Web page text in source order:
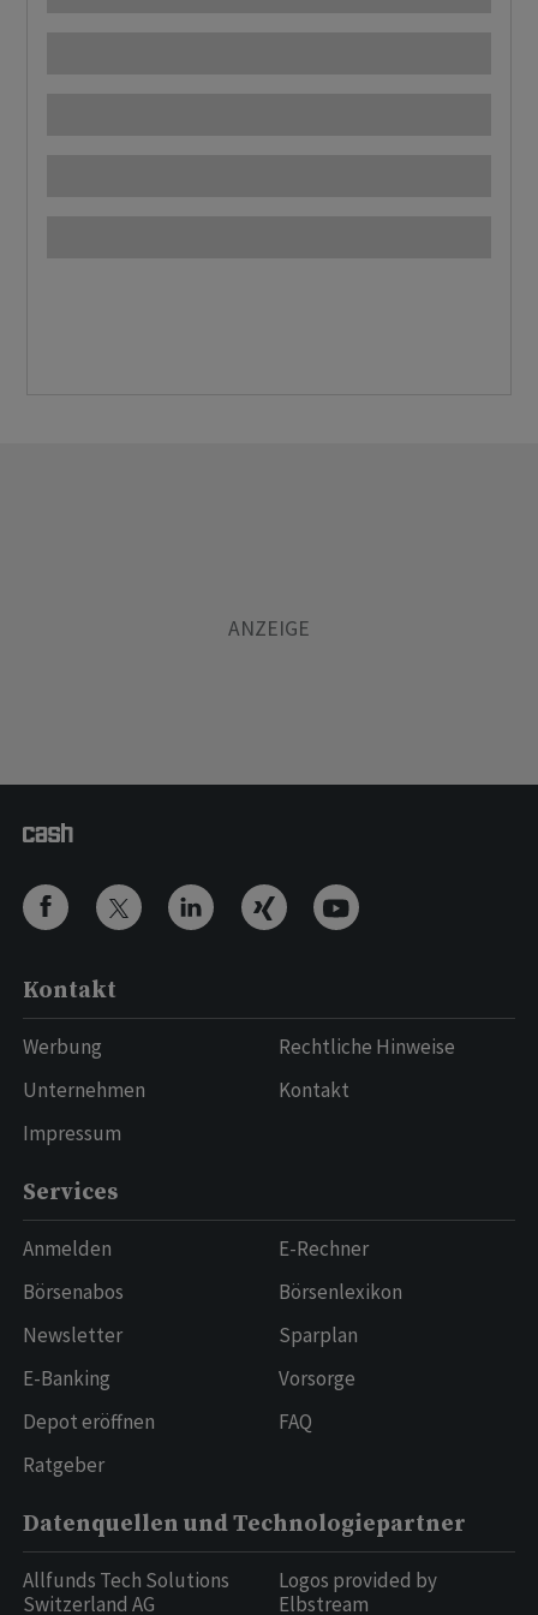
Kontakt
Werbung
Unternehmen
Impressum
Rechtliche Hinweise
Kontakt
Services
Anmelden
Börsenabos
Newsletter
E-Banking
Depot eröffnen
Ratgeber
E-Rechner
Börsenlexikon
Sparplan
Vorsorge
FAQ
Datenquellen und Technologiepartner
Allfunds Tech Solutions
Switzerland AG
Logos provided by
Elbstream